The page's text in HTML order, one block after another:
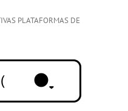
PLATAFORMAS DE